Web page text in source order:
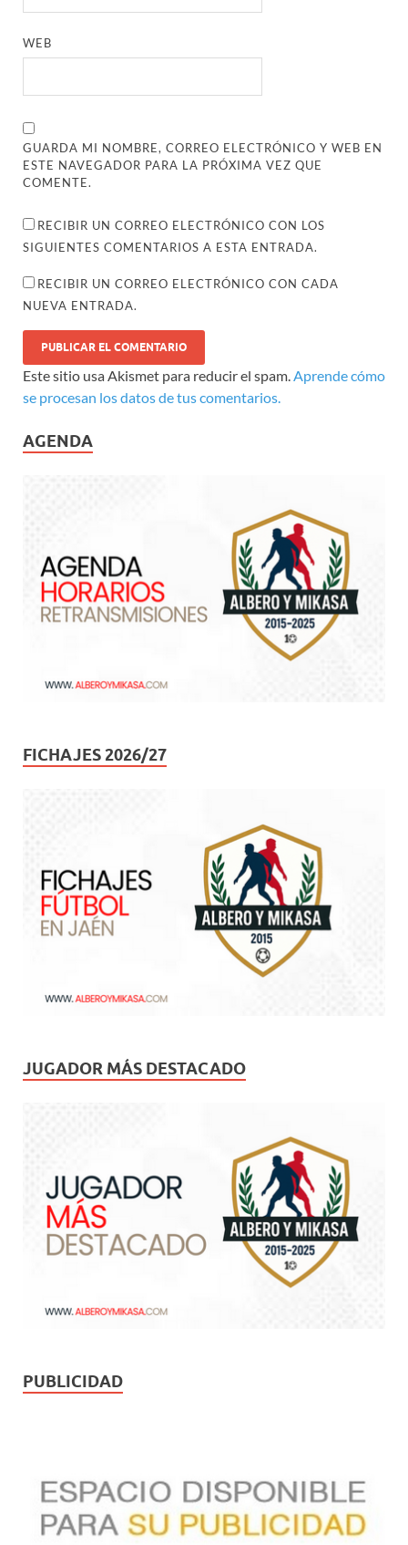
WEB
GUARDA MI NOMBRE, CORREO ELECTRÓNICO Y WEB EN
ESTE NAVEGADOR PARA LA PRÓXIMA VEZ QUE
COMENTE.
RECIBIR UN CORREO ELECTRÓNICO CON LOS
SIGUIENTES COMENTARIOS A ESTA ENTRADA.
RECIBIR UN CORREO ELECTRÓNICO CON CADA
NUEVA ENTRADA.
Este sitio usa Akismet para reducir el spam.Aprende cómo
se procesan los datos de tus comentarios.
AGENDA
FICHAJES 2026/27
JUGADOR MÁS DESTACADO
PUBLICIDAD